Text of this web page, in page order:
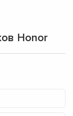
Honor